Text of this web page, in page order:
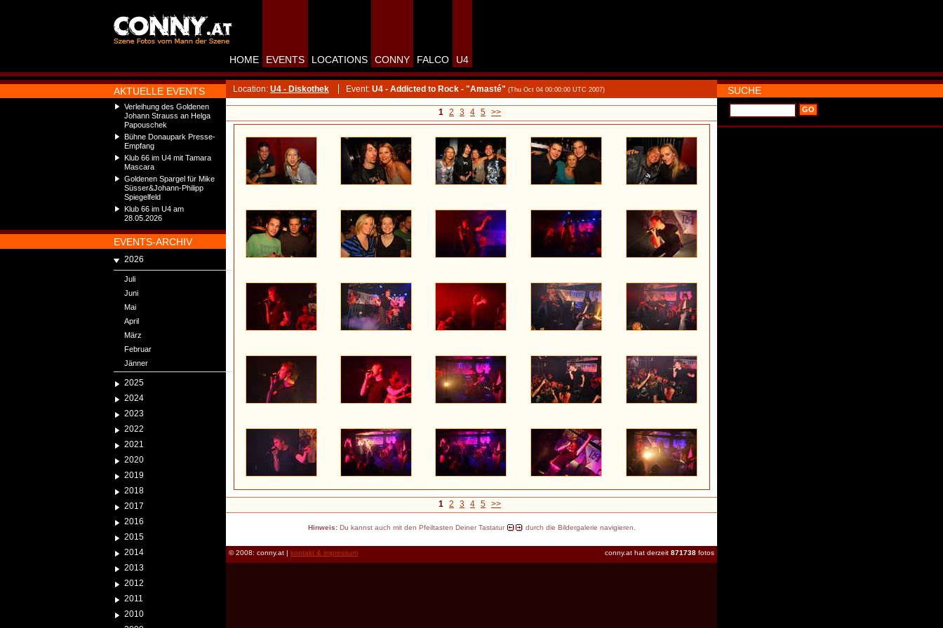
AKTUELLE EVENTS
Verleihung des Goldenen
Johann Strauss an Helga
Papouschek
Bühne Donaupark Presse-
Empfang
Klub 66 im U4 mit Tamara
Mascara
Goldenen Spargel für Mike
Süsser&Johann-Philipp
Spiegelfeld
Klub 66 im U4 am
28.05.2026
EVENTS-ARCHIV
2026
Juli
Juni
Mai
April
März
Februar
Jänner
2025
2024
2023
2022
2021
2020
2019
2018
2017
2016
2015
2014
2013
2012
2011
2010
HOME EVENTS LOCATIONS CONNY FALCO U4
Location: U4 - Diskothek Event: U4 - Addicted to Rock - "Amasté" (Thu Oct 04 00:00:00 UTC 2007)
1 2 3 4 5 >>
1 2 3 4 5 >>
Hinweis:Du kannst auch mit den Pfeiltasten Deiner Tastatur durch die Bildergalerie navigieren.
conny.at hat derzeit 871738 fotos
© 2008: conny.at | kontakt & impressum
SUCHE